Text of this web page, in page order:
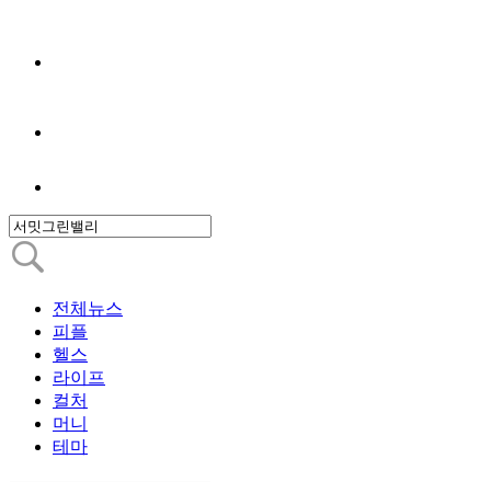
전체뉴스
피플
헬스
라이프
컬처
머니
테마